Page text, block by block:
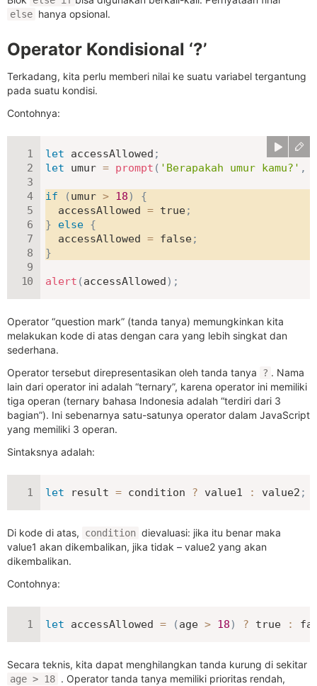
else hanya opsional.
Operator Kondisional ‘?’
Terkadang, kita perlu memberi nilai ke suatu variabel tergantung
pada suatu kondisi.
Contohnya:
let accessAllowed ;
let umur = prompt ( 'Berapakah umur kamu?' ,
if (umur > 18)
{
  accessAllowed
= true;
}
else {
  accessAllowed
= false;
}
alert (accessAllowed) ;
Operator “question mark” (tanda tanya) memungkinkan kita
melakukan kode di atas dengan cara yang lebih singkat dan
sederhana.
Operator tersebut direpresentasikan oleh tanda tanya
? . Nama
lain dari operator ini adalah “ternary”, karena operator ini memiliki
tiga operan (ternary bahasa Indonesia adalah “terdiri dari 3
bagian”). Ini sebenarnya satu-satunya operator dalam JavaScript
yang memiliki 3 operan.
Sintaksnya adalah:
let result = condition ? value1 : value2 ;
Di kode di atas, condition dievaluasi: jika itu benar maka
value1 akan dikembalikan, jika tidak – value2 yang akan
dikembalikan.
Contohnya:
let accessAllowed = (age > 18) ? true :
Secara teknis, kita dapat menghilangkan tanda kurung di sekitar
age > 18 . Operator tanda tanya memiliki prioritas rendah,